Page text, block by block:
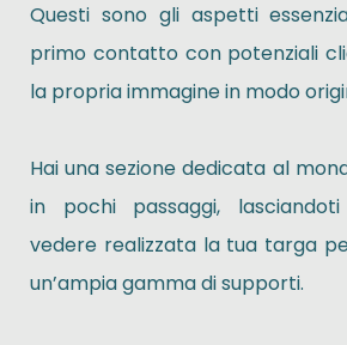
Questi sono gli aspetti
primo contatto con potenziali
la propria immagine in modo
Hai una sezione dedicata al
in pochi passaggi,
vedere realizzata la tua targa
un’ampia gamma di supporti.